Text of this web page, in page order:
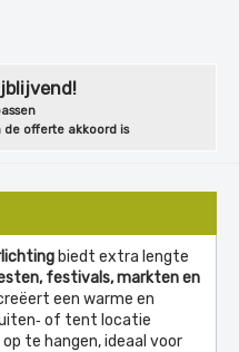
de offerte akkoord is
biedt extra lengte
festivals, markten en
een warme en
of tent locatie
te hangen, ideaal voor